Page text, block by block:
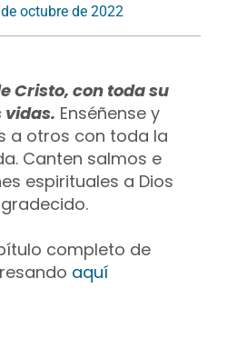
octubre de 2022
Cristo, con toda su
vidas. Enséñense y
a otros con toda la
Canten salmos e
espirituales a Dios
completo de
aquí